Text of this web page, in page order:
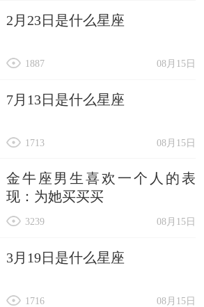
2月23日是什么星座
08月15日
1887
7月13日是什么星座
08月15日
1713
金牛座男生喜欢一个人的表
现：为她买买买
08月15日
3239
3月19日是什么星座
08月15日
1716